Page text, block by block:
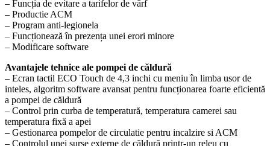
– Funcția de evitare a tarifelor de vârf
– Productie ACM
– Program anti-legionela
– Funcționează în prezența unei erori minore
– Modificare software
Avantajele tehnice ale pompei de căldură
– Ecran tactil ECO Touch de 4,3 inchi cu meniu în limba usor de
inteles, algoritm software avansat pentru funcționarea foarte eficientă
a pompei de căldură
– Control prin curba de temperatură, temperatura camerei sau
temperatura fixă ​​a apei
– Gestionarea pompelor de circulatie pentru incalzire si ACM
– Controlul unei surse externe de căldură printr-un releu cu